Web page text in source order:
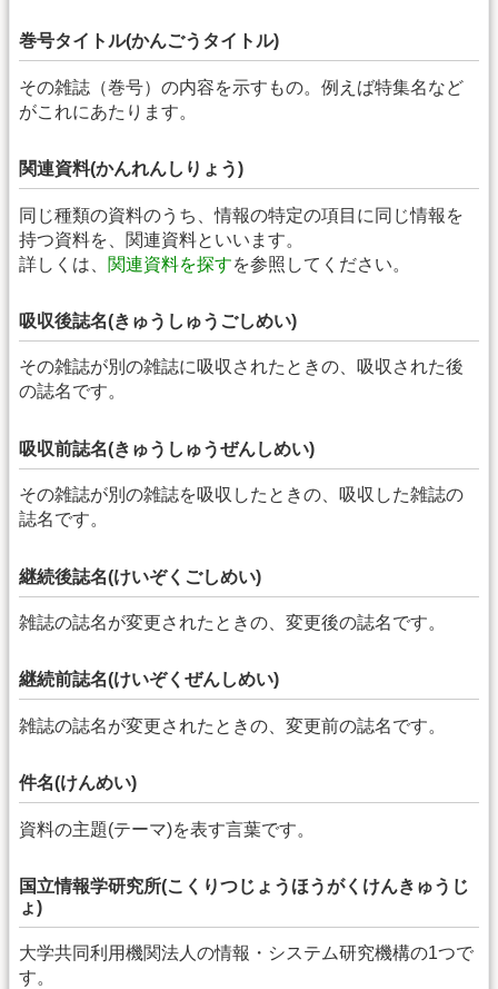
巻号タイトル(かんごうタイトル)
その雑誌（巻号）の内容を示すもの。例えば特集名など
がこれにあたります。
関連資料(かんれんしりょう)
同じ種類の資料のうち、情報の特定の項目に同じ情報を
持つ資料を、関連資料といいます。
詳しくは、 関連資料を探すを参照してください。
吸収後誌名(きゅうしゅうごしめい)
その雑誌が別の雑誌に吸収されたときの、吸収された後
の誌名です。
吸収前誌名(きゅうしゅうぜんしめい)
その雑誌が別の雑誌を吸収したときの、吸収した雑誌の
誌名です。
継続後誌名(けいぞくごしめい)
雑誌の誌名が変更されたときの、変更後の誌名です。
継続前誌名(けいぞくぜんしめい)
雑誌の誌名が変更されたときの、変更前の誌名です。
件名(けんめい)
資料の主題(テーマ)を表す言葉です。
国立情報学研究所(こくりつじょうほうがくけんきゅうじ
ょ)
大学共同利用機関法人の情報・システム研究機構の1つで
す。